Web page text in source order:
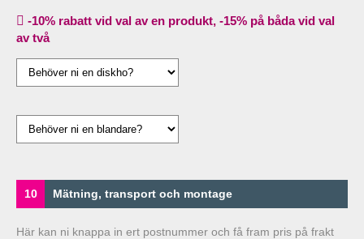
-10% rabatt vid val av en produkt, -15% på båda vid val
av två
10 Mätning, transport och montage
Här kan ni knappa in ert postnummer och få fram pris på frakt